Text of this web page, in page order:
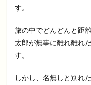
す。
旅の中でどんどんと距
太郎が無事に離れ離れ
す。
しかし、名無しと別れ